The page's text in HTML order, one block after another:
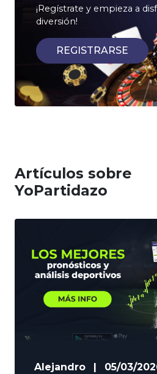
¡Regístrate y empieza a
diversión!
REGISTRARSE
Artículos sobre
YoPartidazo
Alejandro |
05/03/